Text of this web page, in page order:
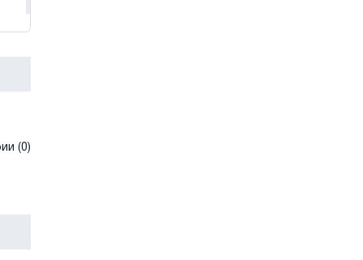
(0)